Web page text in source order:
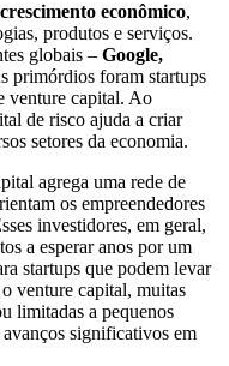
crescimento econômico,
produtos e serviços.
globais – Google,
primórdios foram startups
venture capital. Ao
de risco ajuda a criar
setores da economia.
agrega uma rede de
os empreendedores
investidores, em geral,
a esperar anos por um
startups que podem levar
venture capital, muitas
limitadas a pequenos
significativos em